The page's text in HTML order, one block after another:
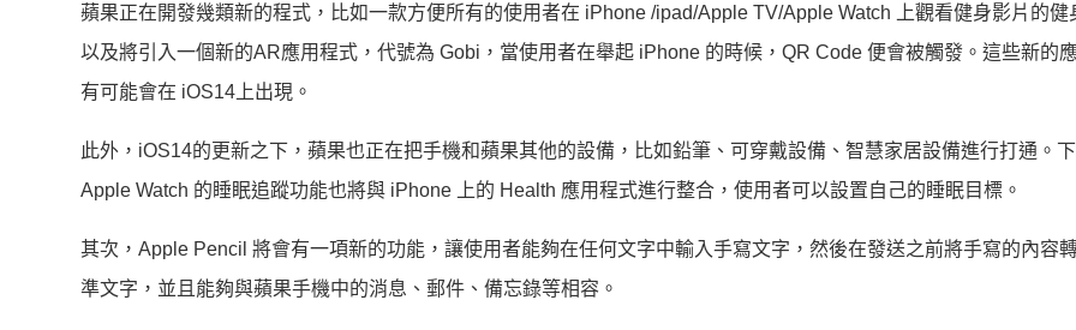
蘋果正在開發幾類新的程式，比如一款方便所有的使用者在 iPhone /ipad/Apple TV/Apple Watch 上觀看健身影片的健
以及將引入一個新的AR應用程式，代號為 Gobi，當使用者在舉起 iPhone 的時候，QR Code 便會被觸發。這些新的
有可能會在 iOS14上出現。
此外，iOS14的更新之下，蘋果也正在把手機和蘋果其他的設備，比如鉛筆、可穿戴設備、智慧家居設備進行打通。
Apple Watch 的睡眠追蹤功能也將與 iPhone 上的 Health 應用程式進行整合，使用者可以設置自己的睡眠目標。
其次，Apple Pencil 將會有一項新的功能，讓使用者能夠在任何文字中輸入手寫文字，然後在發送之前將手寫的內容
準文字，並且能夠與蘋果手機中的消息、郵件、備忘錄等相容。